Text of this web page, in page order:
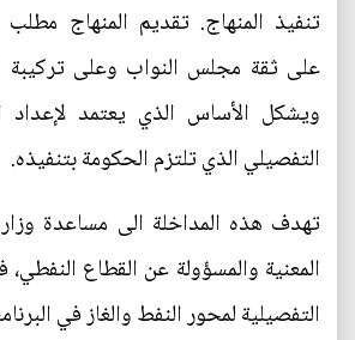
تنفيذ المنهاج. تقديم المنهاج
على ثقة مجلس النواب وعلى تركيبة
ويشكل الأساس الذي يعتمد لإعداد
التفصيلي الذي تلتزم الحكومة بتنفيذه.
تهدف هذه المداخلة الى مساعدة
المعنية والمسؤولة عن القطاع
التفصيلية لمحور النفط والغاز في